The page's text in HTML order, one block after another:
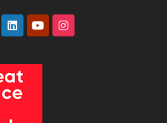
LinkedinYoutubeInstagram